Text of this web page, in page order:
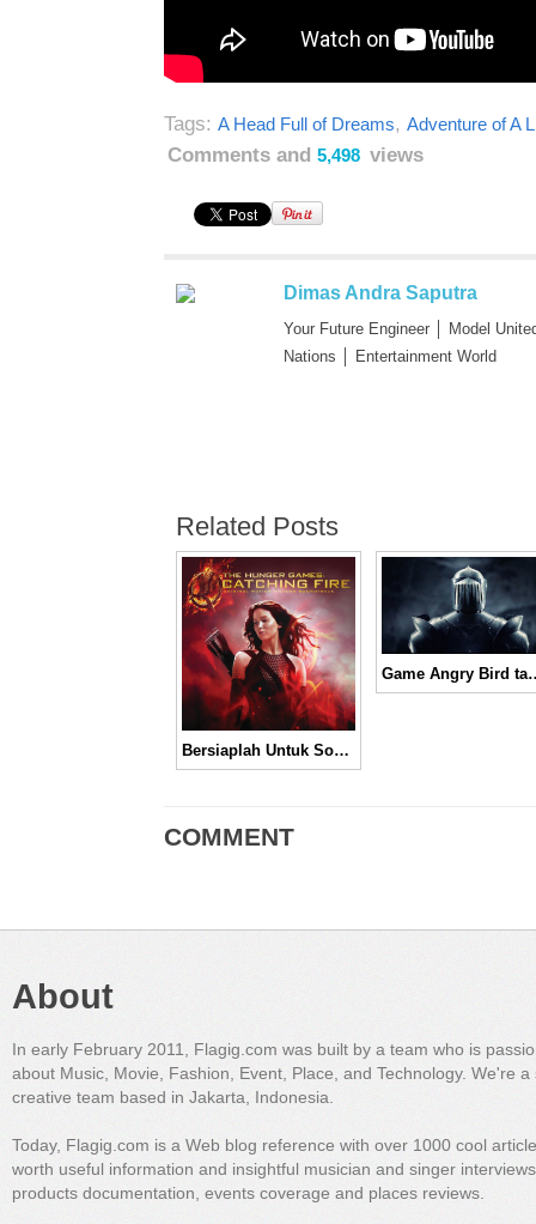
Tags: A Head Full of Dreams, Adventure of A
Comments and 5,498 views
Dimas Andra Saputra
Your Future Engineer │ Model
Nations │ Entertainment World
Related Posts
Bersiaplah Untuk Soundtrack Penuh Bintang, “The Hunger Games: Catching Fire”
Game Angry Bird
COMMENT
About
In early February 2011, Flagig.com was built by a team who is
about Music, Movie, Fashion, Event, Place, and Technology. We're a
creative team based in Jakarta, Indonesia.
Today, Flagig.com is a Web blog reference with over 1000 cool
worth useful information and insightful musician and singer
products documentation, events coverage and places reviews.